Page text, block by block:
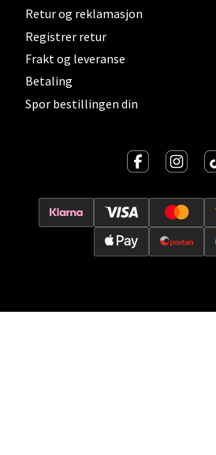
Retur og reklamasjon
Registrer retur
Frakt og leveranse
Betaling
Spor bestillingen din
Leirvik - Stord
Torgbakken 2, 5401 Stord
Åpent i dag 10-17
6 i butikk
Oslo - Thon Senter
Vitaminveien 7 - 9, 0485 Oslo